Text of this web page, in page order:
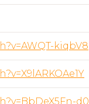
kiqbV8
d0